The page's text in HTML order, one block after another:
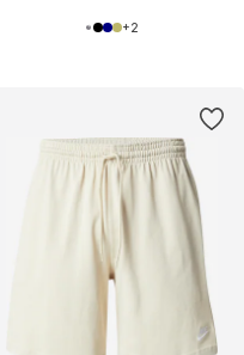
+2